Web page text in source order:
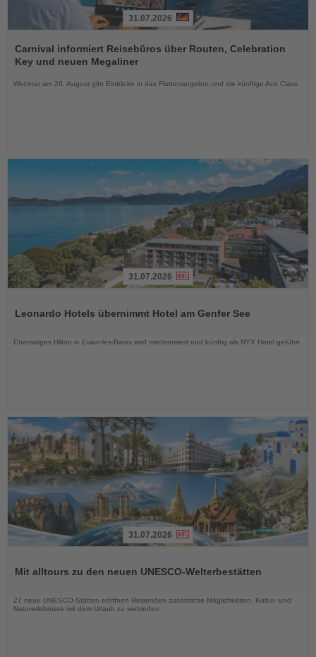
Sie
die
Nachrichten
31.07.2026
Carnival informiert Reisebüros über Routen, Celebration
Key und neuen Megaliner
Webinar am 26. August gibt Einblicke in das Flottenangebot und die künftige Ace Class
die
31.07.2026
Leonardo Hotels übernimmt Hotel am Genfer See
Ehemaliges Hilton in Evian-les-Bains wird modernisiert und künftig als NYX Hotel geführt
die
31.07.2026
Mit alltours zu den neuen UNESCO-Welterbestätten
27 neue UNESCO-Stätten eröffnen Reisenden zusätzliche Möglichkeiten, Kultur- und
Naturerlebnisse mit dem Urlaub zu verbinden